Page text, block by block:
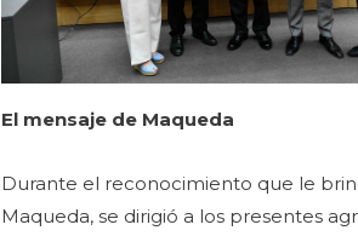
El mensaje de Maqueda
Durante el reconocimiento que le
Maqueda, se dirigió a los presentes